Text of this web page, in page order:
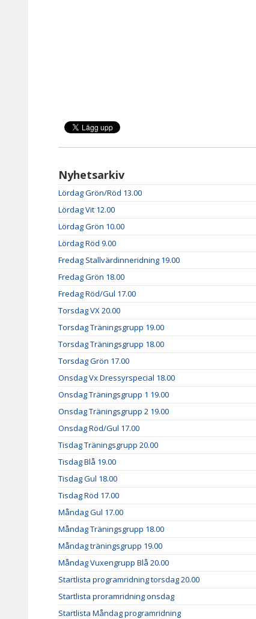
Nyhetsarkiv
Lördag Grön/Röd 13.00
Lördag Vit 12.00
Lördag Grön 10.00
Lördag Röd 9.00
Fredag Stallvärdinneridning 19.00
Fredag Grön 18.00
Fredag Röd/Gul 17.00
Torsdag VX 20.00
Torsdag Träningsgrupp 19.00
Torsdag Träningsgrupp 18.00
Torsdag Grön 17.00
Onsdag Vx Dressyrspecial 18.00
Onsdag Träningsgrupp 1 19.00
Onsdag Träningsgrupp 2 19.00
Onsdag Röd/Gul 17.00
Tisdag Träningsgrupp 20.00
Tisdag Blå 19.00
Tisdag Gul 18.00
Tisdag Röd 17.00
Måndag Gul 17.00
Måndag Träningsgrupp 18.00
Måndag träningsgrupp 19.00
Måndag Vuxengrupp Blå 20.00
Startlista programridning torsdag 20.00
Startlista proramridning onsdag
Startlista Måndag programridning